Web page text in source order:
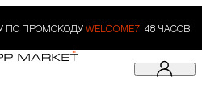
ПО ПРОМОКОДУ WELCOME7. 48 ЧАСОВ